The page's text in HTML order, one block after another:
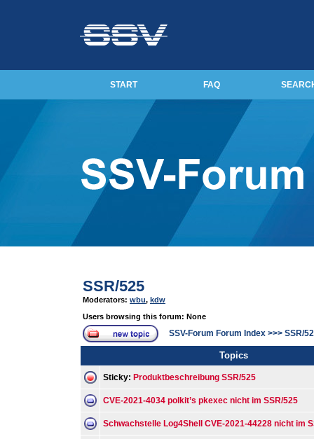
START FAQ
SSR/525
Moderators: wbu, kdw
Users browsing this forum: None
SSV-Forum Forum Index >>> SSR/
Topics
Sticky: Produktbeschreibung SSR/525
CVE-2021-4034 polkit’s pkexec nicht im SSR/525
Schwachstelle Log4Shell CVE-2021-44228 nicht im